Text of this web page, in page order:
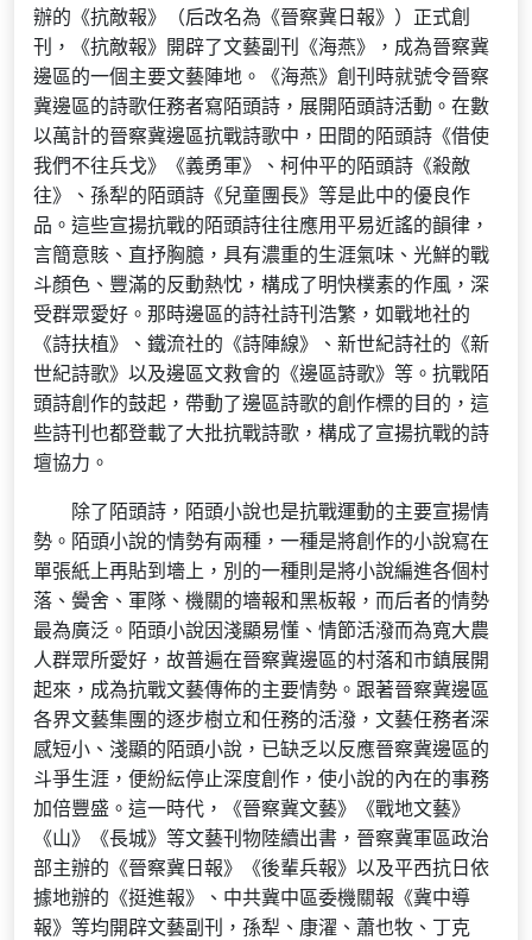
辦的《抗敵報》（后改名為《晉察冀日報》）正式創
刊，《抗敵報》開辟了文藝副刊《海燕》，成為晉察冀
邊區的一個主要文藝陣地。《海燕》創刊時就號令晉察
冀邊區的詩歌任務者寫陌頭詩，展開陌頭詩活動。在數
以萬計的晉察冀邊區抗戰詩歌中，田間的陌頭詩《借使
我們不往兵戈》《義勇軍》、柯仲平的陌頭詩《殺敵
往》、孫犁的陌頭詩《兒童團長》等是此中的優良作
品。這些宣揚抗戰的陌頭詩往往應用平易近謠的韻律，
言簡意賅、直抒胸臆，具有濃重的生涯氣味、光鮮的戰
斗顏色、豐滿的反動熱忱，構成了明快樸素的作風，深
受群眾愛好。那時邊區的詩社詩刊浩繁，如戰地社的
《詩扶植》、鐵流社的《詩陣線》、新世紀詩社的《新
世紀詩歌》以及邊區文救會的《邊區詩歌》等。抗戰陌
頭詩創作的鼓起，帶動了邊區詩歌的創作標的目的，這
些詩刊也都登載了大批抗戰詩歌，構成了宣揚抗戰的詩
壇協力。
除了陌頭詩，陌頭小說也是抗戰運動的主要宣揚情
勢。陌頭小說的情勢有兩種，一種是將創作的小說寫在
單張紙上再貼到墻上，別的一種則是將小說編進各個村
落、黌舍、軍隊、機關的墻報和黑板報，而后者的情勢
最為廣泛。陌頭小說因淺顯易懂、情節活潑而為寬大農
人群眾所愛好，故普遍在晉察冀邊區的村落和市鎮展開
起來，成為抗戰文藝傳佈的主要情勢。跟著晉察冀邊區
各界文藝集團的逐步樹立和任務的活潑，文藝任務者深
感短小、淺顯的陌頭小說，已缺乏以反應晉察冀邊區的
斗爭生涯，便紛紜停止深度創作，使小說的內在的事務
加倍豐盛。這一時代，《晉察冀文藝》《戰地文藝》
《山》《長城》等文藝刊物陸續出書，晉察冀軍區政治
部主辦的《晉察冀日報》《後輩兵報》以及平西抗日依
據地辦的《挺進報》、中共冀中區委機關報《冀中導
報》等均開辟文藝副刊，孫犁、康濯、蕭也牧、丁克